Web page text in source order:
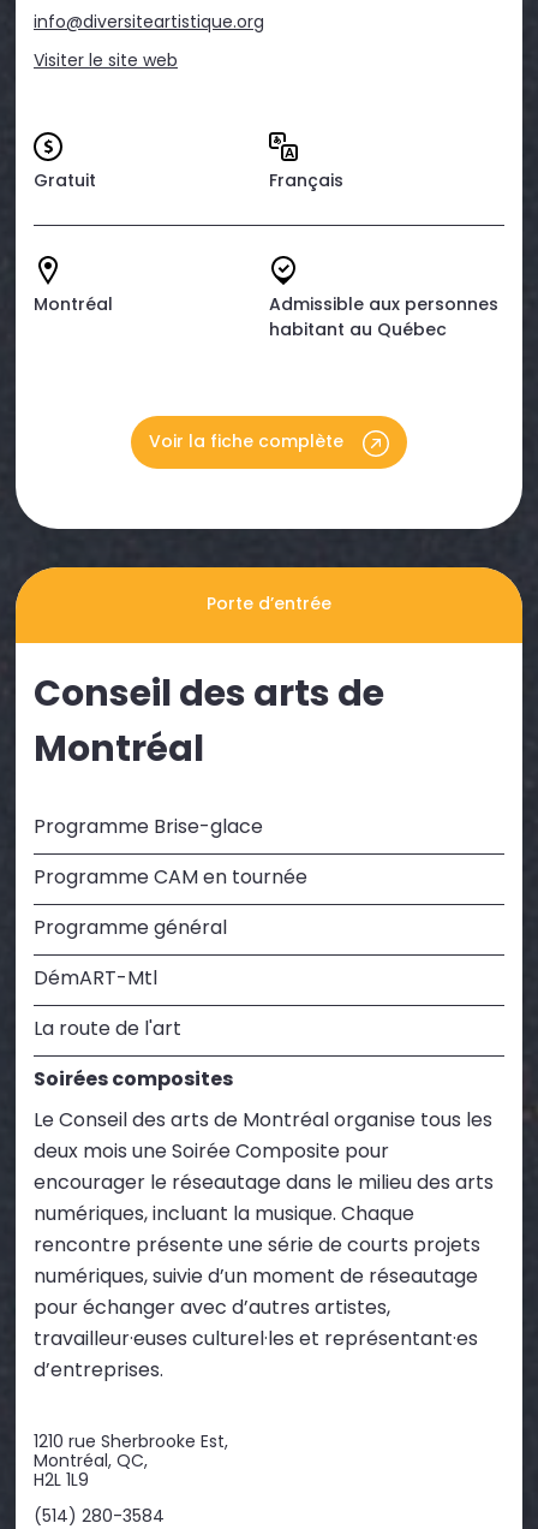
info@diversiteartistique.org
Visiter le site web
Gratuit Français
Montréal
Admissible aux personnes
habitant au Québec
Voir la fiche complète
Porte d’entrée
Conseil des arts de
Montréal
Programme Brise-glace
Programme CAM en tournée
Programme général
DémART-Mtl
La route de l'art
Soirées composites
Le Conseil des arts de Montréal organise tous les
deux mois une Soirée Composite pour
encourager le réseautage dans le milieu des arts
numériques, incluant la musique. Chaque
rencontre présente une série de courts projets
numériques, suivie d’un moment de réseautage
pour échanger avec d’autres artistes,
travailleur·euses culturel·les et représentant·es
d’entreprises.
1210 rue Sherbrooke Est,
Montréal, QC,
H2L 1L9
(514) 280-3584